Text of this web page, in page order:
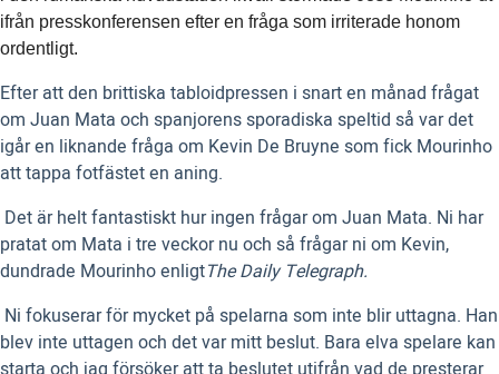
ifrån presskonferensen efter en fråga som irriterade honom
ordentligt.
Efter att den brittiska tabloidpressen i snart en månad frågat
om Juan Mata och spanjorens sporadiska speltid så var det
igår en liknande fråga om Kevin De Bruyne som fick Mourinho
att tappa fotfästet en aning.
 Det är helt fantastiskt hur ingen frågar om Juan Mata. Ni har
pratat om Mata i tre veckor nu och så frågar ni om Kevin,
dundrade Mourinho enligtThe Daily Telegraph.
 Ni fokuserar för mycket på spelarna som inte blir uttagna. Han
blev inte uttagen och det var mitt beslut. Bara elva spelare kan